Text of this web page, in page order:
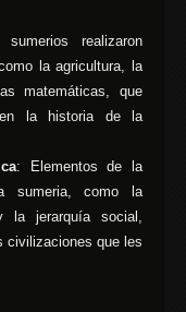
realizaron
la agricultura, la
matemáticas, que
en la historia de la
: Elementos de la
sumeria, como la
la jerarquía social,
civilizaciones que les